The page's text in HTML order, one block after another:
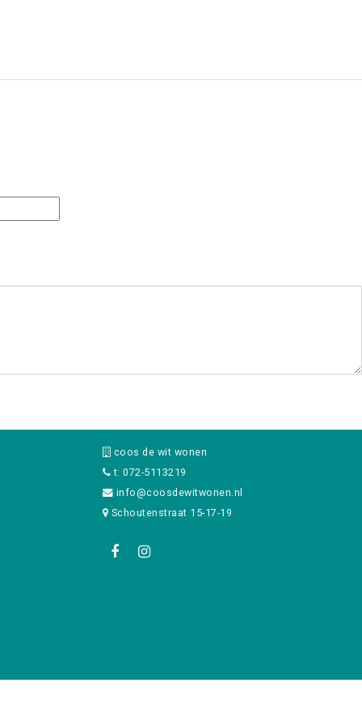
coos de wit wonen
t: 072-5113219
info@coosdewitwonen.nl
Schoutenstraat 15-17-19